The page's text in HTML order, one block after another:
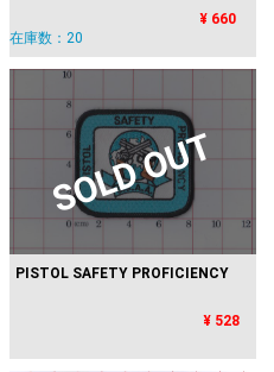
¥ 660
在庫数：20
SOLD OUT
PISTOL SAFETY PROFICIENCY
¥ 528